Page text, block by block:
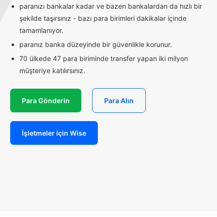
paranızı bankalar kadar ve bazen bankalardan da hızlı bir
şekilde taşırsınız - bazı para birimleri dakikalar içinde
tamamlanıyor.
paranız banka düzeyinde bir güvenlikle korunur.
70 ülkede 47 para biriminde transfer yapan iki milyon
müşteriye katılırsınız.
Para Gönderin Para Alın
İşletmeler için Wise